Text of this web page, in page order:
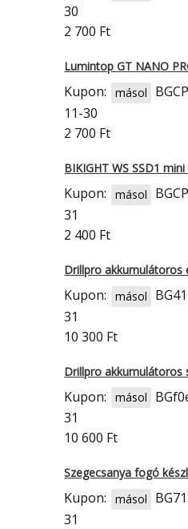
30
2 700 Ft
Lumintop GT NANO
Kupon: másol
11-30
2 700 Ft
BIKIGHT WS SSD1
Kupon: másol
31
2 400 Ft
Drillpro akkumulátoros
Kupon: másol
31
10 300 Ft
Drillpro akkumulátoros
Kupon: másol
31
10 600 Ft
Szegecsanya fogó
Kupon: másol
31